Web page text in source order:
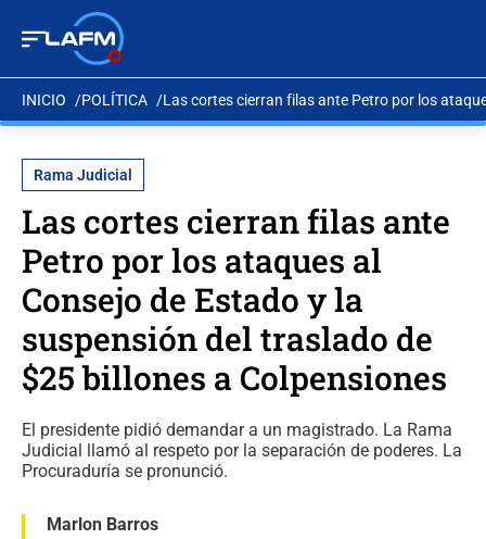
INICIO POLÍTICA Las cortes cierran filas ante Petro por los
Rama Judicial
Las cortes cierran filas ante
Petro por los ataques al
Consejo de Estado y la
suspensión del traslado de
$25 billones a Colpensiones
El presidente pidió demandar a un magistrado. La Rama
Judicial llamó al respeto por la separación de poderes. La
Procuraduría se pronunció.
Marlon Barros